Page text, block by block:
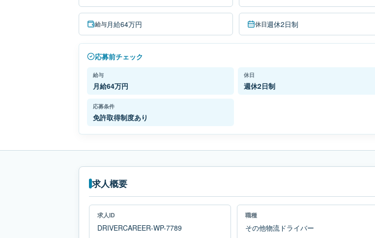
給与月給64万円 休日週休2日制
応募前チェック
給与
月給64万円
休日
週休2日制
応募条件
免許取得制度あり
求人概要
求人ID
DRIVERCAREER-WP-7789
職種
その他物流ドライバー